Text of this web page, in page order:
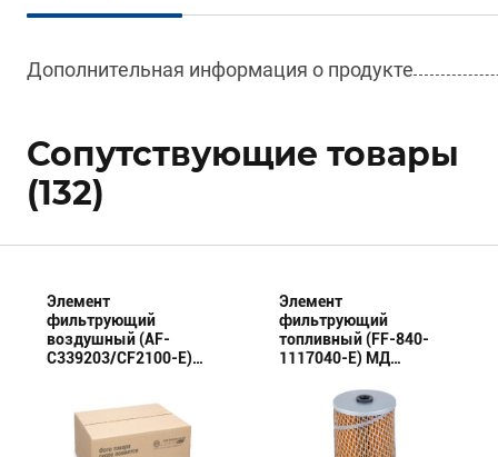
Дополнительная информация о продукте
Сопутствующие товары
(132)
Элемент
фильтрующий
воздушный (AF-
C339203/CF2100-E)
Элемент
фильтрующий
топливный (FF-840-
1117040-E) МД